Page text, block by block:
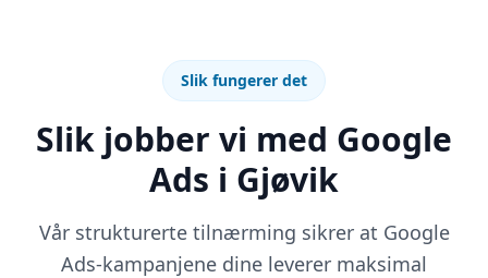
Slik fungerer det
Slik jobber vi med Google
Ads i Gjøvik
Vår strukturerte tilnærming sikrer at Google
Ads-kampanjene dine leverer maksimal